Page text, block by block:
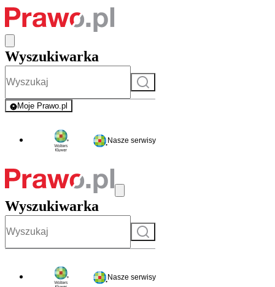
Wyszukiwarka
Szukaj
Moje Prawo.pl
- rejestracja i logowanie do serwisu
Nasze serwisy
Wyszukiwarka
Szukaj
Nasze serwisy